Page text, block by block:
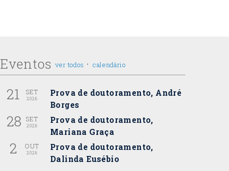
Eventosver todos ·calendário
21 SET
2026
Prova de doutoramento, André
Borges
28 SET
2026
Prova de doutoramento,
Mariana Graça
2 OUT
2026
Prova de doutoramento,
Dalinda Eusébio